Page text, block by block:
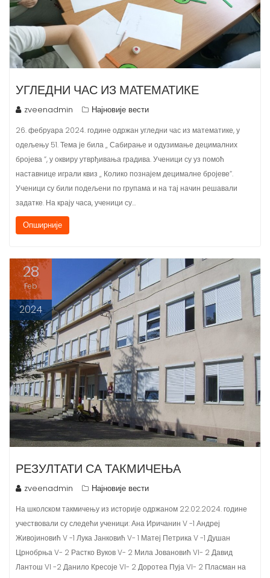
zveenadmin Најновије вести
26. фебруара 2024. године одржан угледни час из математике, у
одељењу 51. Тема је била „ Сабирање и одузимање децималних
бројева “, у оквиру утврђивања градива. Ученици су уз помоћ
наставнице играли квиз „ Колико познајем децималне бројеве“.
Ученици су били подељени по групама и на тај начин решавали
задатке. На крају часа, ученици су…
Опширније
28
Feb
2024
zveenadmin Најновије вести
На школском такмичењу из историје одржаном 22.02.2024. године
учествовали су следећи ученици: Ана Иричанин V -1 Андреј
Живојиновић V -1 Лука Јанковић V- 1 Матеј Петрика V -1 Душан
Црнобрња V- 2 Растко Вуков V- 2 Мила Јовановић VI- 2 Давид
Лантош VI -2 Данило Кресоје VI- 2 Доротеа Пуја VI- 2 Пласман на
општинско…